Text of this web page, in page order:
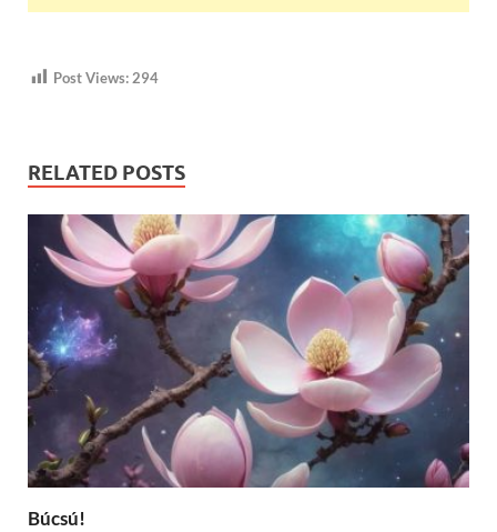
Post Views: 294
RELATED POSTS
Búcsú!